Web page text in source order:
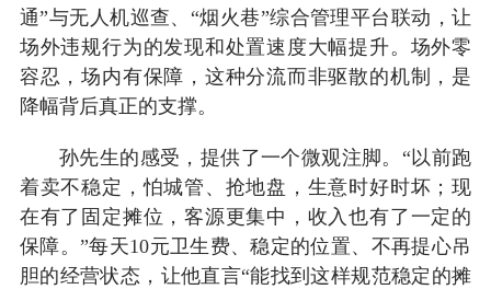
通”与无人机巡查、“烟火巷”综合管理平台联动，让
场外违规行为的发现和处置速度大幅提升。场外零
容忍，场内有保障，这种分流而非驱散的机制，是
降幅背后真正的支撑。
孙先生的感受，提供了一个微观注脚。“以前跑
着卖不稳定，怕城管、抢地盘，生意时好时坏；现
在有了固定摊位，客源更集中，收入也有了一定的
保障。”每天10元卫生费、稳定的位置、不再提心吊
胆的经营状态，让他直言“能找到这样规范稳定的摊